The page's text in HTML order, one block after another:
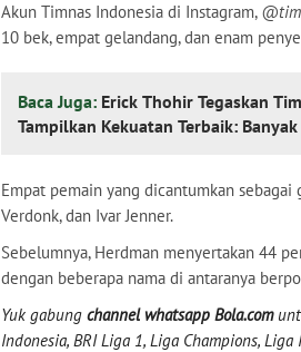
Akun Timnas Indonesia di Instagram,
10 bek, empat gelandang, dan enam
Baca Juga: Erick Thohir Tegaskan
Tampilkan Kekuatan Terbaik:
Empat pemain yang dicantumkan sebagai
Verdonk, dan Ivar Jenner.
Sebelumnya, Herdman menyertakan 44
dengan beberapa nama di antaranya
Yuk gabung channel whatsapp Bola.com
Indonesia, BRI Liga 1, Liga Champions,